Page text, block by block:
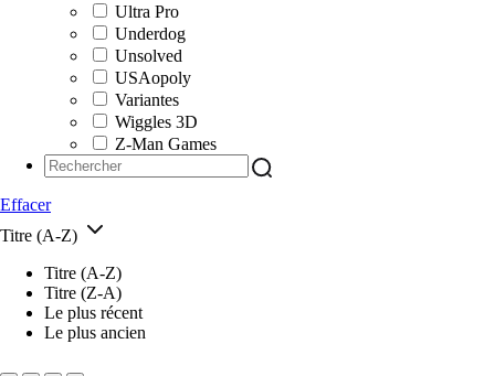
Ultra Pro
Underdog
Unsolved
USAopoly
Variantes
Wiggles 3D
Z-Man Games
Effacer
Titre (A-Z)
Titre (A-Z)
Titre (Z-A)
Le plus récent
Le plus ancien